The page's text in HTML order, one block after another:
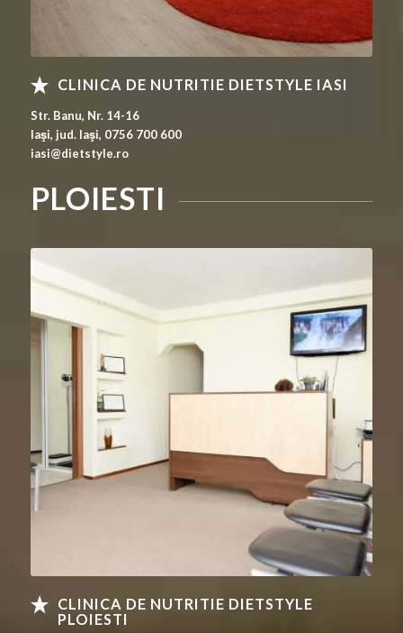
CLINICA DE NUTRITIE DIETSTYLE IASI
Str. Banu, Nr. 14-16
Iaşi, jud. Iaşi, 0756 700 600
iasi@dietstyle.ro
PLOIESTI
CLINICA DE NUTRITIE DIETSTYLE
PLOIESTI